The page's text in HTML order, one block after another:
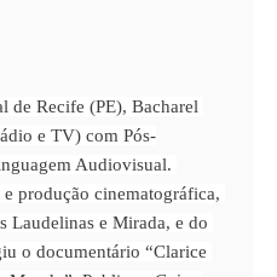
de Recife (PE), Bacharel
e TV) com Pós-
Audiovisual.
produção cinematográfica,
Laudelinas e Mirada, e do
o documentário “Clarice